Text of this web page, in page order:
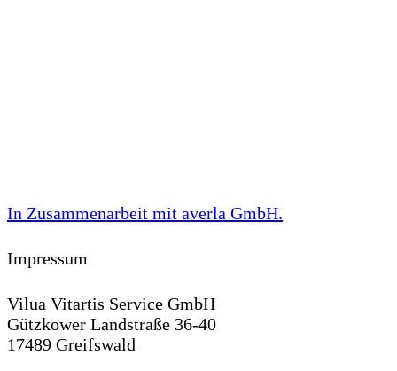
In Zusammenarbeit mit averla GmbH.
Impressum
Vilua Vitartis Service GmbH
Gützkower Landstraße 36-40
17489 Greifswald